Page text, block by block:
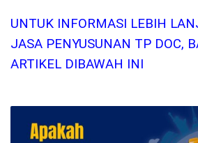
UNTUK INFORMASI LEBIH
JASA PENYUSUNAN TP DOC,
ARTIKEL DIBAWAH INI